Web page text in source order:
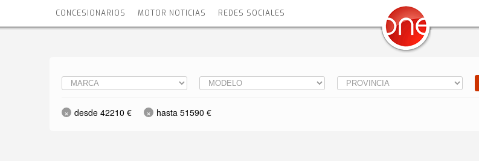
CONCESIONARIOS MOTOR NOTICIAS REDES SOCIALES
desde 42210 € hasta 51590 €